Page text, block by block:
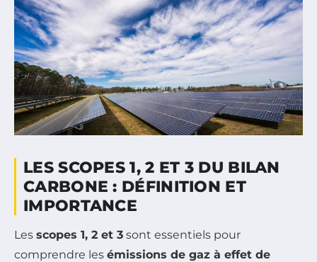
LES SCOPES 1, 2 ET 3 DU BILAN
CARBONE : DÉFINITION ET
IMPORTANCE
Les scopes 1, 2 et 3 sont essentiels pour
comprendre les émissions de gaz à effet de